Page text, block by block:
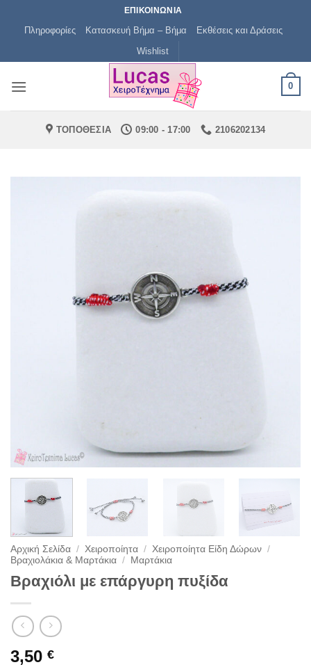
ΕΠΙΚΟΙΝΩΝΙΑ
Πληροφορίες Κατασκευή Βήμα – Βήμα
Εκθέσεις και Δράσεις
Wishlist
0
ΤΟΠΟΘΕΣΙΑ 09:00 - 17:00 2106202134
Αρχική Σελίδα / Χειροποίητα / Χειροποίητα Είδη Δώρων /
Βραχιολάκια & Μαρτάκια / Μαρτάκια
Βραχιόλι με επάργυρη πυξίδα
3,50 €